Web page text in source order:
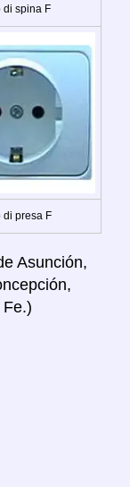
di spina F
di presa F
Asunción,